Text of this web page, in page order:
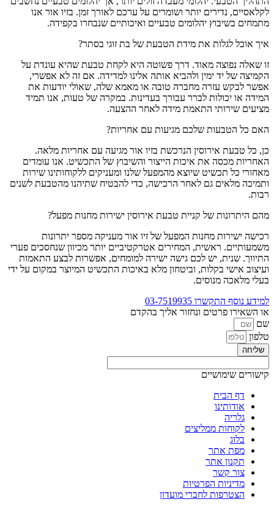
לקלאסיים, נדירים יותר ושומרים על ערכם לאורך זמן. בזיו אור אנו
מתמחים בשיבוץ יהלומים טבעיים ואיכותיים שנבחרו בקפידה.
איך אוכל לגלות את מידת הטבעת של בת זוגי בסתר?
זו שאלה נפוצה מאוד. דרך פשוטה היא לקחת טבעת שהיא עונדת על
הקמיצה של יד ימין ולהביא אותה אלינו למדידה. אם זה לא אפשרי,
אפשר לבקש עזרה מחברה טובה או מאמא שלה, שאולי יודעות את
המידה או יכולות לברר עבורך בעדינות. במקרה של טעות, אנו תמיד
מציעים שירותי התאמת מידה לאחר ההצעה.
האם כל הטבעות שלכם מגיעות עם אחריות?
כן, כל טבעת אירוסין הנרכשת בזיו אור מגיעה עם אחריות מלאה.
האחריות מכסה את איכות הייצור והשיבוץ של התכשיט. אנו עומדים
מאחורי כל תכשיט שיוצא מהמפעל שלנו ומעניקים ללקוחותינו שירות
ותמיכה מלאים גם לאחר הרכישה, כדי להבטיח שתיהנו מהטבעת לשנים
רבות.
מהם היתרונות של קניית טבעת אירוסין ישירות מחנות מפעל?
רכישה ישירות מחנות המפעל של זיו אור מעניקה מספר יתרונות
משמעותיים. ראשית, המחירים אטרקטיביים יותר מכיוון שנחסכים פערי
התיווך. שנית, יש לכם גישה ישירה למומחים, אפשרות לבצע התאמות
ועיצוב אישי בקלות, וביטחון מלא באיכות התכשיט המיוצר במקום על ידי
בעלי מלאכה מנוסים.
למידע נוסף התקשרו 03-7519935
או השאירו פרטים ונחזור אליך בהקדם
שם
טלפון
שליחה
קישורים שימושיים
דף הבית
אודותינו
גלריה
לקוחות ממליצים
בלוג
מפת אתר
תקנון אתר
צור קשר
מדיניות הפרטיות
הצטרפות לחברי מועדון